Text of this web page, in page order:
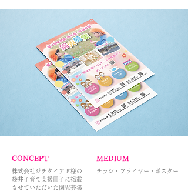
CONCEPT MEDIUM
株式会社ジチタイアド様の
袋井子育て支援冊子に掲載
させていただいた園児募集
チラシ・フライヤー・ポスター